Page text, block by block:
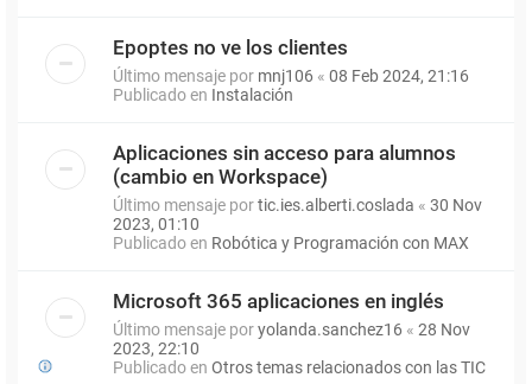
Epoptes no ve los clientes
Último mensaje por mnj106 « 08 Feb 2024, 21:16
Publicado en Instalación
Aplicaciones sin acceso para alumnos
(cambio en Workspace)
Último mensaje portic.ies.alberti.coslada « 30 Nov
2023, 01:10
Publicado en Robótica y Programación con MAX
Microsoft 365 aplicaciones en inglés
Último mensaje poryolanda.sanchez16 « 28 Nov
2023, 22:10
Publicado en Otros temas relacionados con las TIC